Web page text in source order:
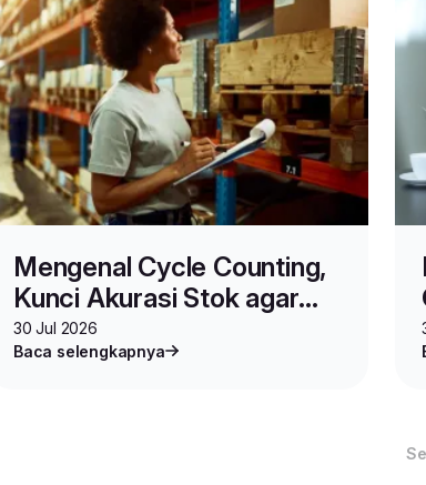
Mengenal Cycle Counting,
Kunci Akurasi Stok agar
Bisnis Berjalan Strategis
30 Jul 2026
Baca selengkapnya